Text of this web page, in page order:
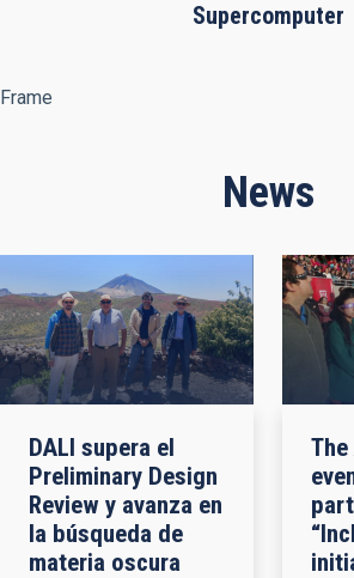
Supercomputer
Frame
News
DALI supera el
Preliminary Design
Review y avanza en
la búsqueda de
materia oscura